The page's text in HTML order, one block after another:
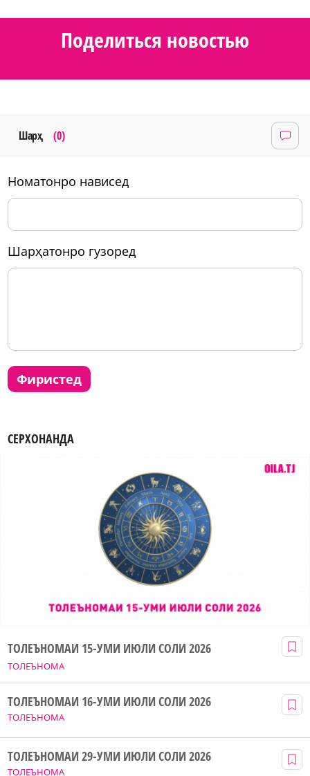
Поделиться новостью
Шарҳ (0)
номатонро нависед
шарҳатонро гузоред
фиристед
СЕРХОНАНДА
ТОЛЕЪНОМА
ТОЛЕЪНОМАИ 15-УМИ ИЮЛИ СОЛИ 2026
ТОЛЕЪНОМА
ТОЛЕЪНОМАИ 16-УМИ ИЮЛИ СОЛИ 2026
ТОЛЕЪНОМА
ТОЛЕЪНОМАИ 29-УМИ ИЮЛИ СОЛИ 2026